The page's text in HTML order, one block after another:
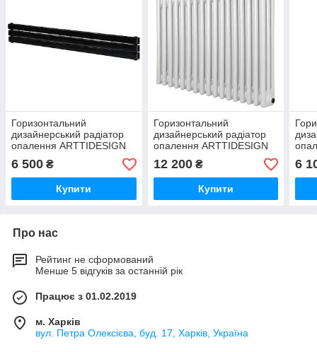
Горизонтальний
дизайнерський радіатор
опалення ARTTIDESIGN
Livorno ІІ G 3/204/1600/50
чорний матовий
6 500 ₴
Купити
Горизонтальний
дизайнерський радіатор
опалення ARTTIDESIGN
Bari III G 17/600/785/50
білий матовий
12 200₴
Купити
6
Про нас
Рейтинг не сформований
Менше 5 відгуків за останній рік
Працює з 01.02.2019
м. Харків
вул. Петра Олексієва, буд. 17, Харків, Україна